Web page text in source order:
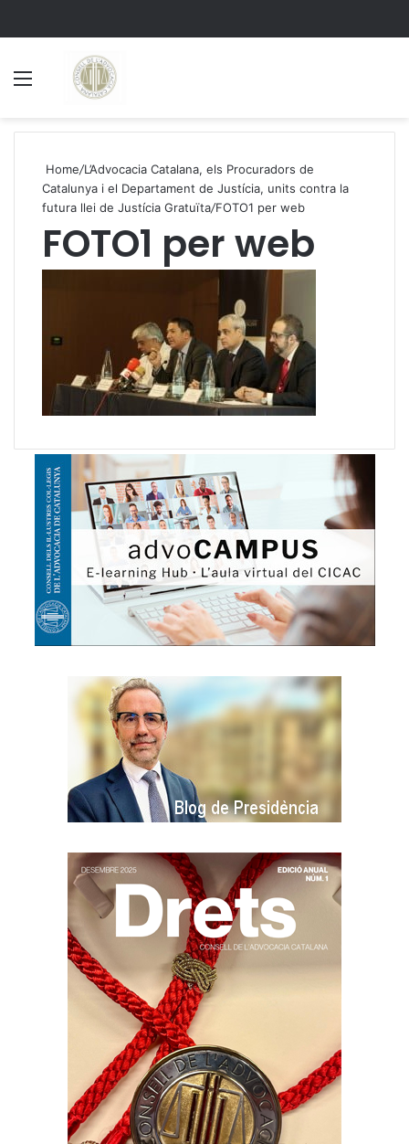
Home/L’Advocacia Catalana, els Procuradors de
Catalunya i el Departament de Justícia, units contra la
futura llei de Justícia Gratuïta/FOTO1 per web
FOTO1 per web